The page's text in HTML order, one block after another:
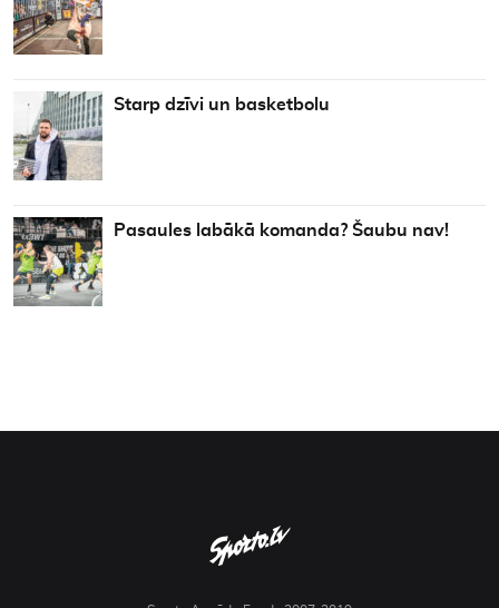
Starp dzīvi un basketbolu
Pasaules labākā komanda? Šaubu nav!